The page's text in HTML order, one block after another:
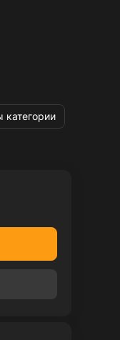
категории